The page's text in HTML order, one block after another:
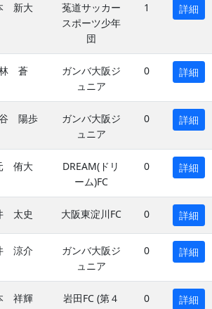
新大
菟道サッカー
スポーツ少年
団
1 詳細
蒼
ガンバ大阪ジ
ュニア
0 詳細
陽歩
ガンバ大阪ジ
ュニア
0 詳細
侑大
DREAM(ドリ
ーム)FC
0 詳細
太史 大阪東淀川FC 0 詳細
涼介
ガンバ大阪ジ
ュニア
0 詳細
祥輝
岩田FC (第４
0 詳細